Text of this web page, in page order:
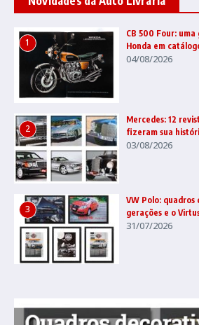
1
CB 500 Four:
Honda em
04/08/2026
2
Mercedes: 12
fizeram sua
03/08/2026
3
VW Polo: quadros
gerações e o
31/07/2026